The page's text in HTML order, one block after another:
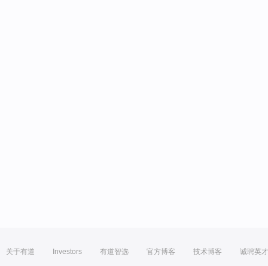
关于有道 Investors 有道智选 官方博客 技术博客 诚聘英才